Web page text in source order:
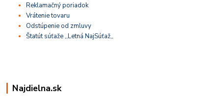
Reklamačný poriadok
Vrátenie tovaru
Odstúpenie od zmluvy
Štatút súťaže ,,Letná NajSúťaž,,
Najdielna.sk